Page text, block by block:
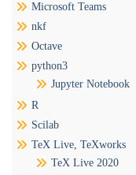
Microsoft Teams
nkf
Octave
python3
Jupyter Notebook
R
Scilab
TeX Live, TeXworks
TeX Live 2020